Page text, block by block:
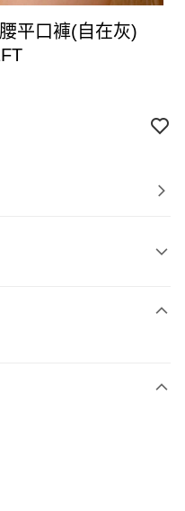
平口褲(自在灰)